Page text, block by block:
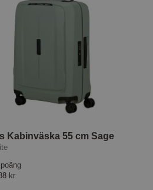
Kabinväska 55 cm Sage
kr